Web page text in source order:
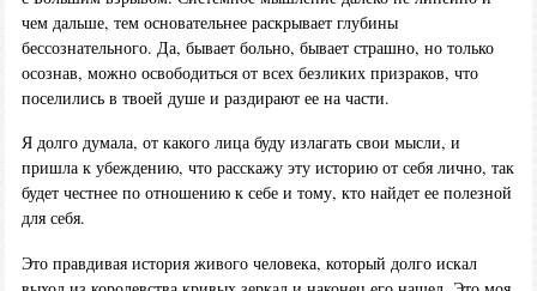
чем дальше, тем основательнее раскрывает глубины
бессознательного. Да, бывает больно, бывает страшно, но только
осознав, можно освободиться от всех безликих призраков, что
поселились в твоей душе и раздирают ее на части.
Я долго думала, от какого лица буду излагать свои мысли, и
пришла к убеждению, что расскажу эту историю от себя лично, так
будет честнее по отношению к себе и тому, кто найдет ее полезной
для себя.
Это правдивая история живого человека, который долго искал